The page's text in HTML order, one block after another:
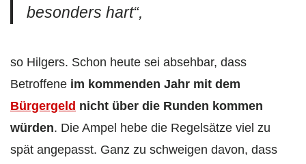
besonders hart“,
so Hilgers. Schon heute sei absehbar, dass
Betroffene im kommenden Jahr mit dem
Bürgergeld nicht über die Runden kommen
würden. Die Ampel hebe die Regelsätze viel zu
spät angepasst. Ganz zu schweigen davon, dass